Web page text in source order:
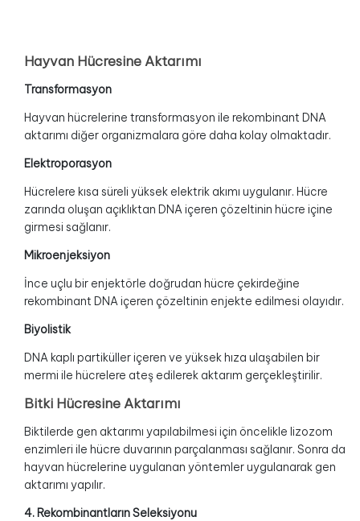
Hayvan Hücresine Aktarımı
Transformasyon
Hayvan hücrelerine transformasyon ile rekombinant DNA
aktarımı diğer organizmalara göre daha kolay olmaktadır.
Elektroporasyon
Hücrelere kısa süreli yüksek elektrik akımı uygulanır. Hücre
zarında oluşan açıklıktan DNA içeren çözeltinin hücre içine
girmesi sağlanır.
Mikroenjeksiyon
İnce uçlu bir enjektörle doğrudan hücre çekirdeğine
rekombinant DNA içeren çözeltinin enjekte edilmesi olayıdır.
Biyolistik
DNA kaplı partiküller içeren ve yüksek hıza ulaşabilen bir
mermi ile hücrelere ateş edilerek aktarım gerçekleştirilir.
Bitki Hücresine Aktarımı
Biktilerde gen aktarımı yapılabilmesi için öncelikle lizozom
enzimleri ile hücre duvarının parçalanması sağlanır. Sonra da
hayvan hücrelerine uygulanan yöntemler uygulanarak gen
aktarımı yapılır.
4. Rekombinantların Seleksiyonu